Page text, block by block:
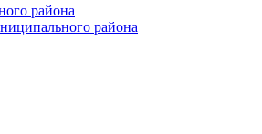
района
района